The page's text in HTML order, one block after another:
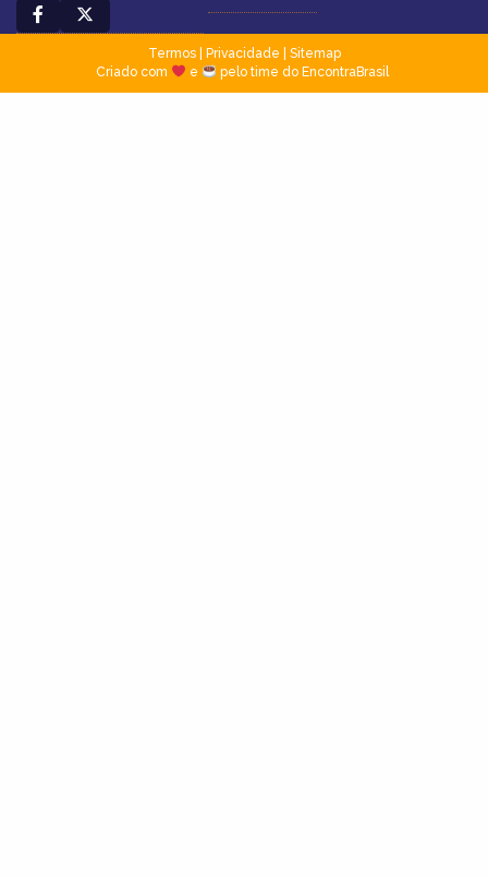
Termos| Privacidade
Sitemap
Criado com
e pelo time do EncontraBrasil